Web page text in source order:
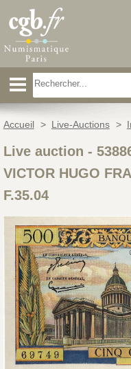
Accueil > Live-Auctions >
Live auction -
VICTOR HUGO
F.35.04